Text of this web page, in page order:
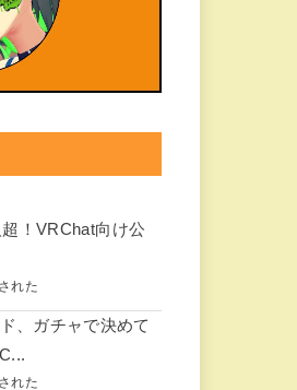
！VRChat向け公
れた
、ガチャで決めて
れた